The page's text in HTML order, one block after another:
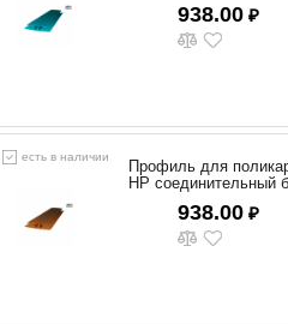
938.00 ₽
есть в наличии
Профиль для
HP соединительный
938.00 ₽